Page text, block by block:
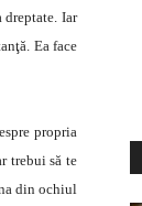
Iar
Ea face
propria
trebui să te
din ochiul